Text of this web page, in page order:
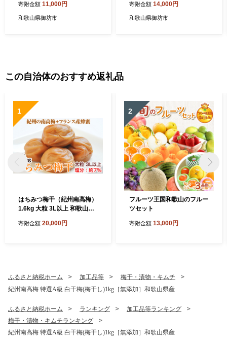
寄附金額 11,000円
和歌山県御坊市
寄附金額 14,000円
和歌山県御坊市
この自治体のおすすめ返礼品
1
はちみつ梅干（紀州南高梅）
1.6kg 大粒 3L以上 和歌山県
寄附金額 20,000円
2
フルーツ王国和歌山のフルー
ツセット
寄附金額 13,000円
ふるさと納税ホーム 加工品等
梅干・漬物・キムチ
紀州南高梅 特選A級 白干梅(梅干し)1kg［無添加］和歌山県産
ふるさと納税ホーム ランキング
加工品等ランキング
梅干・漬物・キムチランキング
紀州南高梅 特選A級 白干梅(梅干し)1kg［無添加］和歌山県産